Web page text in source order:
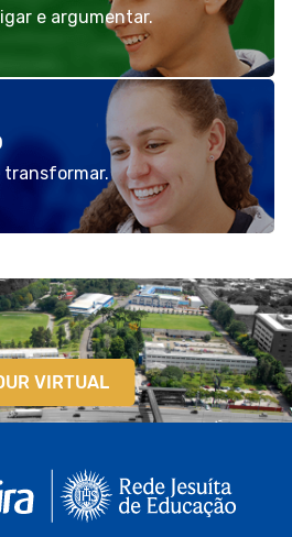
e argumentar.
transformar.
VIRTUAL